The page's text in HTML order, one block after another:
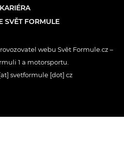
KARIÉRA
SVĚT FORMULE
webu Svět Formule.cz –
1 a motorsportu.
svetformule [dot] cz